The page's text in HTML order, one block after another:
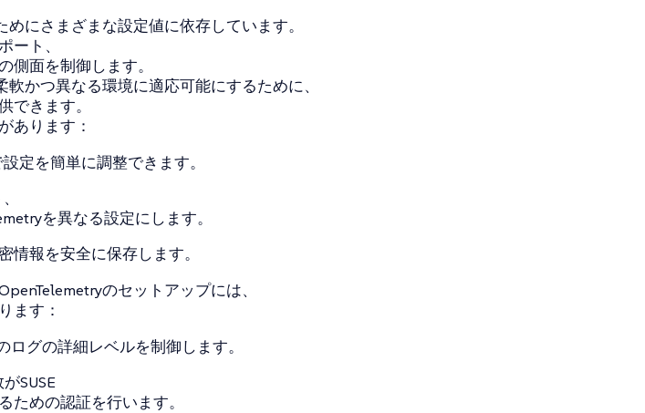
にさまざまな設定値に依存しています。
ート、
側面を制御します。
かつ異なる環境に適応可能にするために、
できます。
あります：
定を簡単に調整できます。
を異なる設定にします。
報を安全に保存します。
のセットアップには、
ます：
ログの詳細レベルを制御します。
SUSE
めの認証を行います。